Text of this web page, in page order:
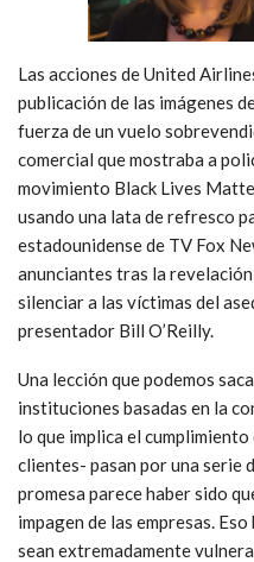
Las acciones de United
publicación de las imágenes
fuerza de un vuelo
comercial que mostraba a
movimiento Black Lives
usando una lata de refresco
estadounidense de TV Fox
anunciantes tras la
silenciar a las víctimas del
presentador Bill O’Reilly.
Una lección que podemos
instituciones basadas en la
lo que implica el cumplimiento
clientes- pasan por una serie
promesa parece haber sido
impagen de las empresas.
sean extremadamente